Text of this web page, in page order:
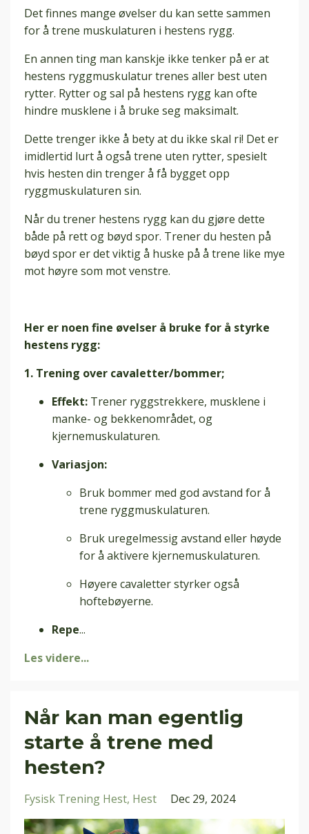
Det finnes mange øvelser du kan sette sammen
for å trene muskulaturen i hestens rygg.
En annen ting man kanskje ikke tenker på er at
hestens ryggmuskulatur trenes aller best uten
rytter. Rytter og sal på hestens rygg kan ofte
hindre musklene i å bruke seg maksimalt.
Dette trenger ikke å bety at du ikke skal ri! Det er
imidlertid lurt å også trene uten rytter, spesielt
hvis hesten din trenger å få bygget opp
ryggmuskulaturen sin.
Når du trener hestens rygg kan du gjøre dette
både på rett og bøyd spor. Trener du hesten på
bøyd spor er det viktig å huske på å trene like mye
mot høyre som mot venstre.
Her er noen fine øvelser å bruke for å styrke
hestens rygg:
1. Trening over cavaletter/bommer;
Effekt: Trener ryggstrekkere, musklene i
manke- og bekkenområdet, og
kjernemuskulaturen.
Variasjon:
Bruk bommer med god avstand for å
trene ryggmuskulaturen.
Bruk uregelmessig avstand eller høyde
for å aktivere kjernemuskulaturen.
Høyere cavaletter styrker også
hoftebøyerne.
Repe...
Les videre...
Når kan man egentlig
starte å trene med
hesten?
Fysisk Trening Hest Hest Dec 29, 2024